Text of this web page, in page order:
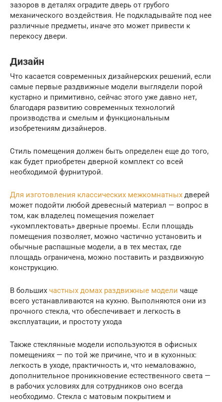
зазоров в деталях оградите дверь от грубого
механического воздействия. Не подкладывайте под нее
различные предметы, иначе это может привести к
перекосу двери.
Дизайн
Что касается современных дизайнерских решений, если
самые первые раздвижные модели выглядели порой
кустарно и примитивно, сейчас этого уже давно нет,
благодаря развитию современных технологий
производства и смелым и функциональным
изобретениям дизайнеров.
Стиль помещения должен быть определен еще до того,
как будет приобретен дверной комплект со всей
необходимой фурнитурой.
Для изготовления классических межкомнатных дверей
может подойти любой древесный материал — вопрос в
том, как владелец помещения пожелает
«укомплектовать» дверные проемы. Если площадь
помещения позволяет, можно частично установить и
обычные распашные модели, а в тех местах, где
площадь ограничена, можно поставить и раздвижную
конструкцию.
В больших частных домах раздвижные модели чаще
всего устанавливаются на кухню. Выполняются они из
прочного стекла, что обеспечивает и легкость в
эксплуатации, и простоту ухода
Также стеклянные модели используются в офисных
помещениях — по той же причине, что и в кухонных:
легкость в уходе, практичность и, что немаловажно,
дополнительное проникновение естественного света —
в рабочих условиях для сотрудников оно всегда
необходимо. Стекла с матовым покрытием и